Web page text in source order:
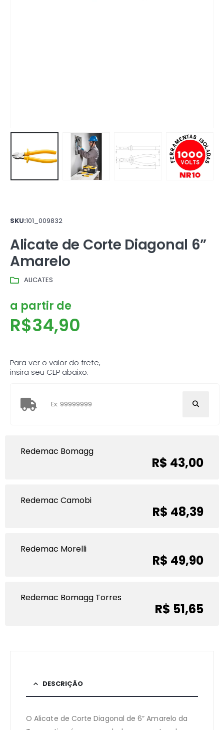
SKU:101_009832
Alicate de Corte Diagonal 6”
Amarelo
ALICATES
a partir de
R$34,90
Para ver o valor do frete,
insira seu CEP abaixo:
Redemac Bomagg
R$ 43,00
Redemac Camobi
R$ 48,39
Redemac Morelli
R$ 49,90
Redemac Bomagg Torres
R$ 51,65
DESCRIÇÃO
O Alicate de Corte Diagonal de 6” Amarelo da